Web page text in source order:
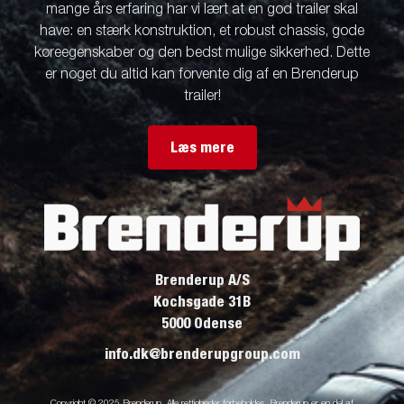
mange års erfaring har vi lært at en god trailer skal
have: en stærk konstruktion, et robust chassis, gode
køreegenskaber og den bedst mulige sikkerhed. Dette
er noget du altid kan forvente dig af en Brenderup
trailer!
Læs mere
Brenderup A/S
Kochsgade 31B
5000 Odense
info.dk@brenderupgroup.com